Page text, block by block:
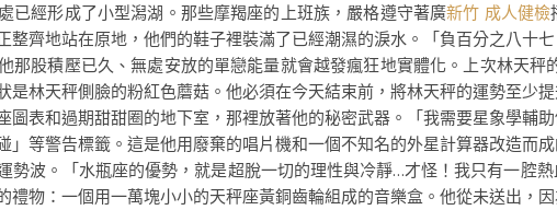
已經形成了小型潟湖。那些摩羯座的上班族，嚴格遵守著廣新竹 成人健檢
整齊地站在原地，他們的鞋子裡裝滿了已經潮濕的淚水。「負百分之八十
那股積壓已久、無處安放的單戀能量就會越發瘋狂地實體化。上次林天秤
是林天秤側臉的粉紅色蘑菇。他必須在今天結束前，將林天秤的運勢至少
圖表和過期甜甜圈的地下室，那裡放著他的秘密武器。「我需要星象學輔
」等警告標籤。這是他用廢棄的唱片機和一個不知名的外星計算器改造而
勢波。「水瓶座的優勢，就是超脫一切的理性與冷靜…才怪！我只有一腔
禮物：一個用一萬塊小小的天秤座黃銅齒輪組成的音樂盒。他從未送出，